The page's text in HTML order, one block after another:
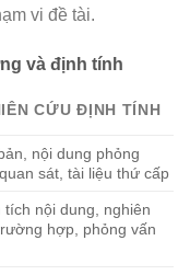
vi đề tài.
và định tính
CỨU ĐỊNH TÍNH
nội dung phỏng
sát, tài liệu thứ cấp
tích nội dung, nghiên
hợp, phỏng vấn